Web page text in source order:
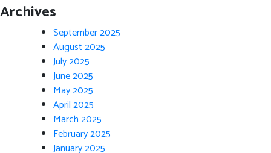
Archives
September 2025
August 2025
July 2025
June 2025
May 2025
April 2025
March 2025
February 2025
January 2025